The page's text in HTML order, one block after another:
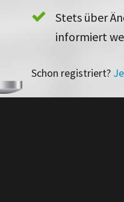
Stets über
informiert
Schon registriert?